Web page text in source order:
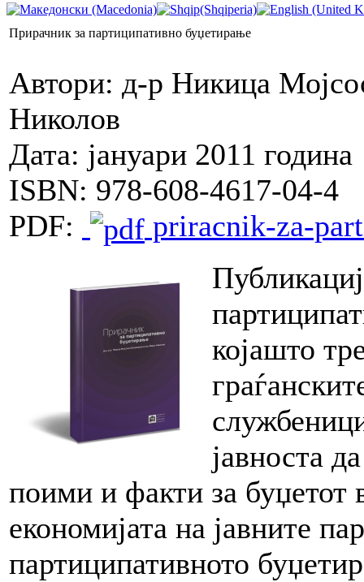
Прирачник за партиципативно буџетирање
Автори: д-р Никица
Николов
Дата: јануари 2011 година
ISBN: 978-608-4617-04-4
PDF:
priracnik-za-
којашто
јавноста
поими и факти за буџетот
економијата на јавните
партиципативното